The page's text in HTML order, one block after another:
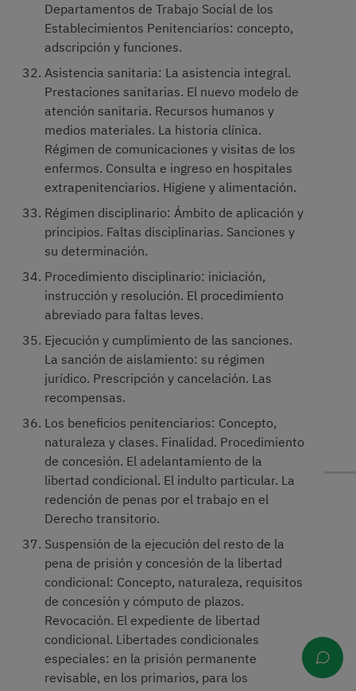
Departamentos de Trabajo Social de los
Establecimientos Penitenciarios: concepto,
adscripción y funciones.
Asistencia sanitaria: La asistencia integral.
Prestaciones sanitarias. El nuevo modelo de
atención sanitaria. Recursos humanos y
medios materiales. La historia clínica.
Régimen de comunicaciones y visitas de los
enfermos. Consulta e ingreso en hospitales
extrapenitenciarios. Higiene y alimentación.
Régimen disciplinario: Ámbito de aplicación y
principios. Faltas disciplinarias. Sanciones y
su determinación.
Procedimiento disciplinario: iniciación,
instrucción y resolución. El procedimiento
abreviado para faltas leves.
Ejecución y cumplimiento de las sanciones.
La sanción de aislamiento: su régimen
jurídico. Prescripción y cancelación. Las
recompensas.
Los beneficios penitenciarios: Concepto,
naturaleza y clases. Finalidad. Procedimiento
de concesión. El adelantamiento de la
libertad condicional. El indulto particular. La
redención de penas por el trabajo en el
Derecho transitorio.
Suspensión de la ejecución del resto de la
pena de prisión y concesión de la libertad
condicional: Concepto, naturaleza, requisitos
de concesión y cómputo de plazos.
Revocación. El expediente de libertad
condicional. Libertades condicionales
especiales: en la prisión permanente
revisable, en los primarios, para los